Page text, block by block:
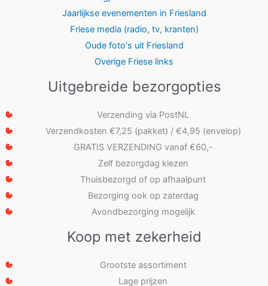
Jaarlijkse evenementen in Friesland
Friese media (radio, tv, kranten)
Oude foto's uit Friesland
Overige Friese links
Uitgebreide bezorgopties
Verzending via PostNL
Verzendkosten €7,25 (pakket) / €4,95 (envelop)
GRATIS VERZENDING vanaf €60,-
Zelf bezorgdag kiezen
Thuisbezorgd of op afhaalpunt
Bezorging ook op zaterdag
Avondbezorging mogelijk
Koop met zekerheid
Grootste assortiment
Lage prijzen